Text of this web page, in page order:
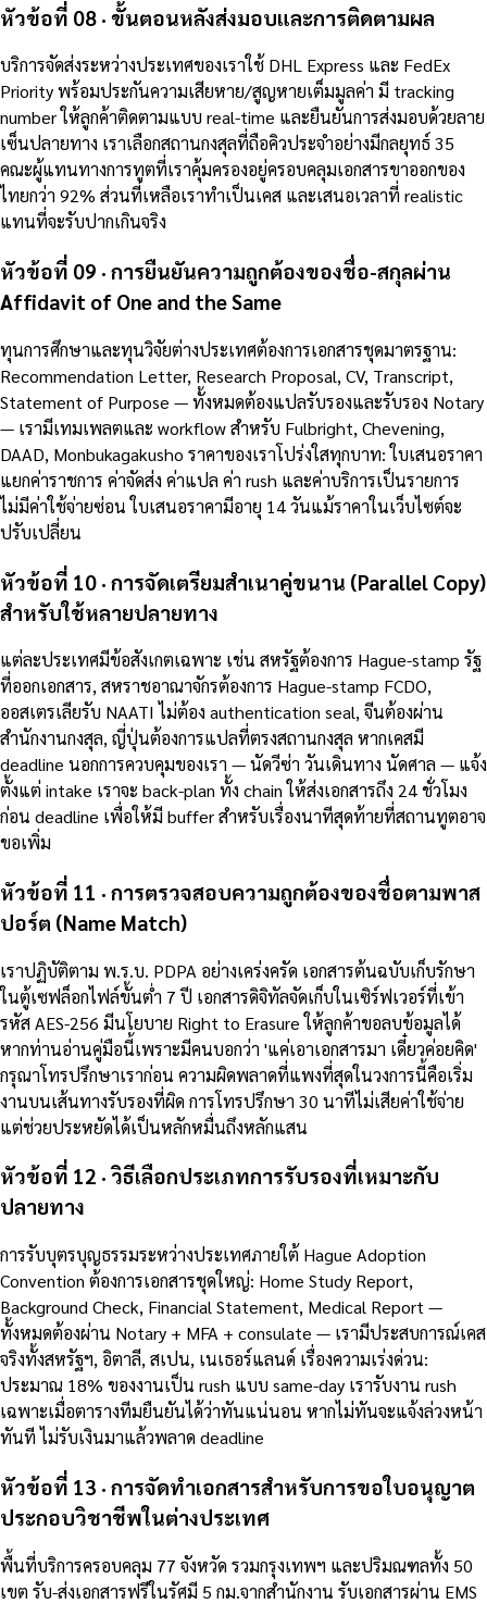
หัวข้อที่ 08 · ขั้นตอนหลังส่งมอบและการติดตามผล
บริการจัดส่งระหว่างประเทศของเราใช้ DHL Express และ FedEx
Priority พร้อมประกันความเสียหาย/สูญหายเต็มมูลค่า มี tracking
number ให้ลูกค้าติดตามแบบ real-time และยืนยันการส่งมอบด้วยลาย
เซ็นปลายทาง เราเลือกสถานกงสุลที่ถือคิวประจำอย่างมีกลยุทธ์ 35
คณะผู้แทนทางการทูตที่เราคุ้มครองอยู่ครอบคลุมเอกสารขาออกของ
ไทยกว่า 92% ส่วนที่เหลือเราทำเป็นเคส และเสนอเวลาที่ realistic
แทนที่จะรับปากเกินจริง
หัวข้อที่ 09 · การยืนยันความถูกต้องของชื่อ-สกุลผ่าน
Affidavit of One and the Same
ทุนการศึกษาและทุนวิจัยต่างประเทศต้องการเอกสารชุดมาตรฐาน:
Recommendation Letter, Research Proposal, CV, Transcript,
Statement of Purpose — ทั้งหมดต้องแปลรับรองและรับรอง Notary
— เรามีเทมเพลตและ workflow สำหรับ Fulbright, Chevening,
DAAD, Monbukagakusho ราคาของเราโปร่งใสทุกบาท: ใบเสนอราคา
แยกค่าราชการ ค่าจัดส่ง ค่าแปล ค่า rush และค่าบริการเป็นรายการ
ไม่มีค่าใช้จ่ายซ่อน ใบเสนอราคามีอายุ 14 วันแม้ราคาในเว็บไซต์จะ
ปรับเปลี่ยน
หัวข้อที่ 10 · การจัดเตรียมสำเนาคู่ขนาน (Parallel Copy)
สำหรับใช้หลายปลายทาง
แต่ละประเทศมีข้อสังเกตเฉพาะ เช่น สหรัฐต้องการ Hague-stamp รัฐ
ที่ออกเอกสาร, สหราชอาณาจักรต้องการ Hague-stamp FCDO,
ออสเตรเลียรับ NAATI ไม่ต้อง authentication seal, จีนต้องผ่าน
สำนักงานกงสุล, ญี่ปุ่นต้องการแปลที่ตรงสถานกงสุล หากเคสมี
deadline นอกการควบคุมของเรา — นัดวีซ่า วันเดินทาง นัดศาล — แจ้ง
ตั้งแต่ intake เราจะ back-plan ทั้ง chain ให้ส่งเอกสารถึง 24 ชั่วโมง
ก่อน deadline เพื่อให้มี buffer สำหรับเรื่องนาทีสุดท้ายที่สถานทูตอาจ
ขอเพิ่ม
หัวข้อที่ 11 · การตรวจสอบความถูกต้องของชื่อตามพาส
ปอร์ต (Name Match)
เราปฏิบัติตาม พ.ร.บ. PDPA อย่างเคร่งครัด เอกสารต้นฉบับเก็บรักษา
ในตู้เซฟล็อกไฟล์ขั้นต่ำ 7 ปี เอกสารดิจิทัลจัดเก็บในเซิร์ฟเวอร์ที่เข้า
รหัส AES-256 มีนโยบาย Right to Erasure ให้ลูกค้าขอลบข้อมูลได้
หากท่านอ่านคู่มือนี้เพราะมีคนบอกว่า 'แค่เอาเอกสารมา เดี๋ยวค่อยคิด'
กรุณาโทรปรึกษาเราก่อน ความผิดพลาดที่แพงที่สุดในวงการนี้คือเริ่ม
งานบนเส้นทางรับรองที่ผิด การโทรปรึกษา 30 นาทีไม่เสียค่าใช้จ่าย
แต่ช่วยประหยัดได้เป็นหลักหมื่นถึงหลักแสน
หัวข้อที่ 12 · วิธีเลือกประเภทการรับรองที่เหมาะกับ
ปลายทาง
การรับบุตรบุญธรรมระหว่างประเทศภายใต้ Hague Adoption
Convention ต้องการเอกสารชุดใหญ่: Home Study Report,
Background Check, Financial Statement, Medical Report —
ทั้งหมดต้องผ่าน Notary + MFA + consulate — เรามีประสบการณ์เคส
จริงทั้งสหรัฐฯ, อิตาลี, สเปน, เนเธอร์แลนด์ เรื่องความเร่งด่วน:
ประมาณ 18% ของงานเป็น rush แบบ same-day เรารับงาน rush
เฉพาะเมื่อตารางทีมยืนยันได้ว่าทันแน่นอน หากไม่ทันจะแจ้งล่วงหน้า
ทันที ไม่รับเงินมาแล้วพลาด deadline
หัวข้อที่ 13 · การจัดทำเอกสารสำหรับการขอใบอนุญาต
ประกอบวิชาชีพในต่างประเทศ
พื้นที่บริการครอบคลุม 77 จังหวัด รวมกรุงเทพฯ และปริมณฑลทั้ง 50
เขต รับ-ส่งเอกสารฟรีในรัศมี 5 กม.จากสำนักงาน รับเอกสารผ่าน EMS